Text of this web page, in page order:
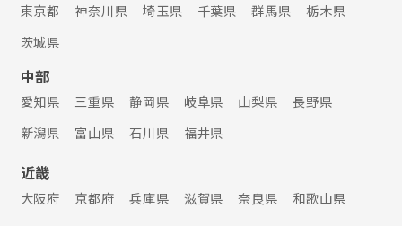
東京都 神奈川県 埼玉県 千葉県 群馬県
栃木県
茨城県
中部
愛知県 三重県 静岡県 岐阜県 山梨県
長野県
新潟県
富山県 石川県 福井県
近畿
大阪府 京都府 兵庫県 滋賀県 奈良県 和歌山県